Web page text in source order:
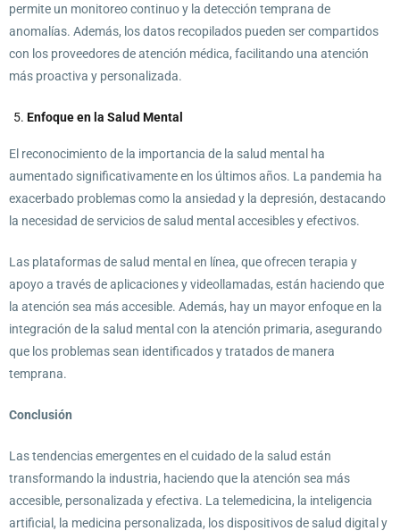
permite un monitoreo continuo y la detección temprana de
anomalías. Además, los datos recopilados pueden ser compartidos
con los proveedores de atención médica, facilitando una atención
más proactiva y personalizada.
Enfoque en la Salud Mental
El reconocimiento de la importancia de la salud mental ha
aumentado significativamente en los últimos años. La pandemia ha
exacerbado problemas como la ansiedad y la depresión, destacando
la necesidad de servicios de salud mental accesibles y efectivos.
Las plataformas de salud mental en línea, que ofrecen terapia y
apoyo a través de aplicaciones y videollamadas, están haciendo que
la atención sea más accesible. Además, hay un mayor enfoque en la
integración de la salud mental con la atención primaria, asegurando
que los problemas sean identificados y tratados de manera
temprana.
Conclusión
Las tendencias emergentes en el cuidado de la salud están
transformando la industria, haciendo que la atención sea más
accesible, personalizada y efectiva. La telemedicina, la inteligencia
artificial, la medicina personalizada, los dispositivos de salud digital y